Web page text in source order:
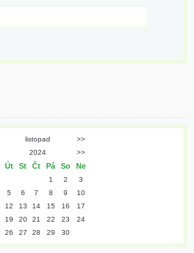
listopad
>>
2024 >>
Út St Čt Pá So Ne
1 2
3
5 6 7 8 9
10
12 13 14 15 16
17
19 20 21 22 23
24
26 27 28 29 30